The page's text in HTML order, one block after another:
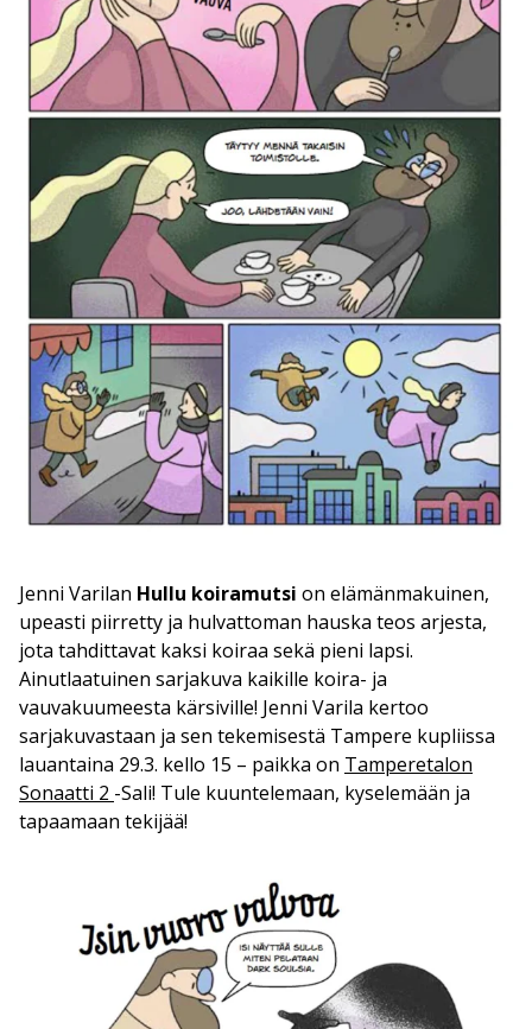
Jenni Varilan Hullu koiramutsi on elämänmakuinen,
upeasti piirretty ja hulvattoman hauska teos arjesta,
jota tahdittavat kaksi koiraa sekä pieni lapsi.
Ainutlaatuinen sarjakuva kaikille koira- ja
vauvakuumeesta kärsiville! Jenni Varila kertoo
sarjakuvastaan ja sen tekemisestä Tampere kupliissa
lauantaina 29.3. kello 15 – paikka on Tamperetalon
Sonaatti 2 -Sali! Tule kuuntelemaan, kyselemään ja
tapaamaan tekijää!